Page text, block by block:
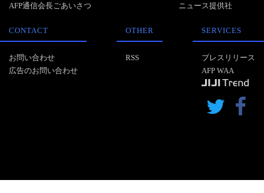
AFP通信会長ごあいさつ
ニュース提供社
CONTACT
お問い合わせ
広告のお問い合わせ
OTHER
RSS
SERVICES
プレスリリース
AFP WAA